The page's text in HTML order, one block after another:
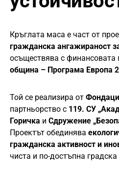
Кръглата маса е част от
гражданска ангажираност
осъществява с финансовата
община – Програма Европа
Той се реализира от
партньорство с 119. СУ
Горичка и Сдружение
Проектът обединява
гражданска активност и
чиста и по-достъпна градска